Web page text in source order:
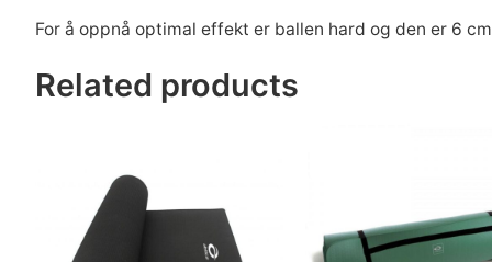
For å oppnå optimal effekt er ballen hard og den er 6
Related products